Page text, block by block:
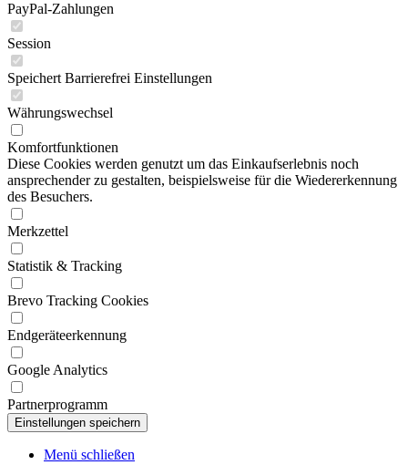
PayPal-Zahlungen
Session
Speichert Barrierefrei Einstellungen
Währungswechsel
Komfortfunktionen
Diese Cookies werden genutzt um das Einkaufserlebnis noch
ansprechender zu gestalten, beispielsweise für die Wiedererkennung
des Besuchers.
Merkzettel
Statistik & Tracking
Brevo Tracking Cookies
Endgeräteerkennung
Google Analytics
Partnerprogramm
Menü schließen